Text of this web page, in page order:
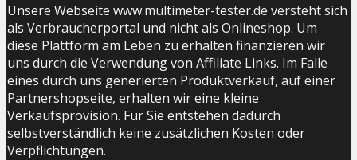
Unsere Webseite www.multimeter-tester.de versteht sich
als Verbraucherportal und nicht als Onlineshop. Um
diese Plattform am Leben zu erhalten finanzieren wir
uns durch die Verwendung von Affiliate Links. Im Falle
eines durch uns generierten Produktverkauf, auf einer
Partnershopseite, erhalten wir eine kleine
Verkaufsprovision. Für Sie entstehen dadurch
selbstverständlich keine zusätzlichen Kosten oder
Verpflichtungen.